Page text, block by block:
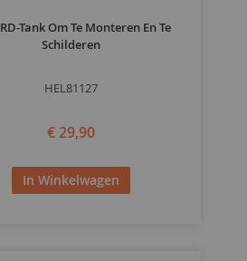
Tank Om Te Monteren En Te
Schilderen
HEL81127
€ 29,90
In Winkelwagen